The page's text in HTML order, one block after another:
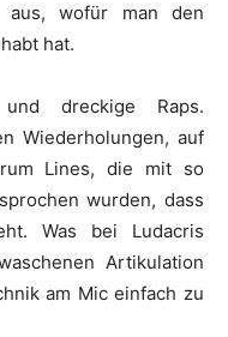
aus, wofür man den
hat.
dreckige Raps.
Wiederholungen, auf
Lines, die mit so
wurden, dass
Was bei Ludacris
Artikulation
am Mic einfach zu